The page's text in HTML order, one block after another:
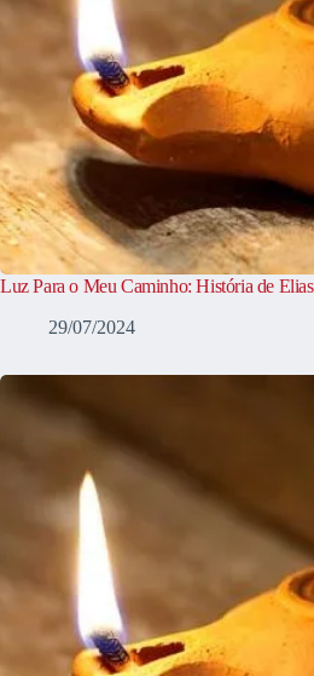
Luz Para o Meu Caminho: História de
29/07/2024